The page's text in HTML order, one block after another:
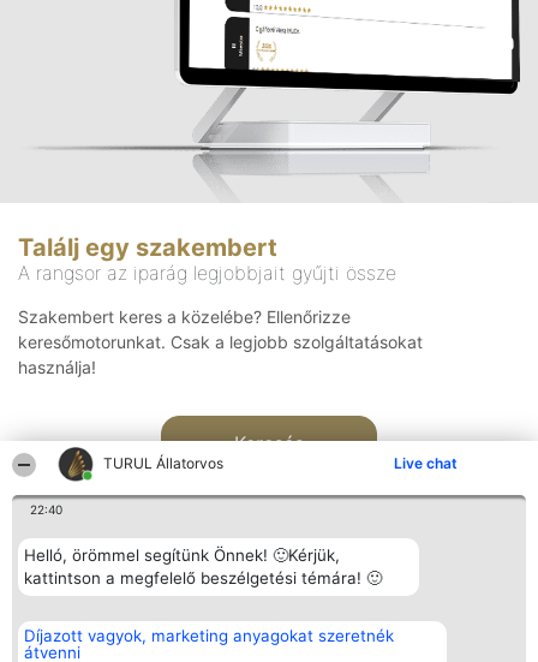
TURUL Állatorvos Live chat
22:40
Helló, örömmel segítünk Önnek! 🙂Kérjük,
kattintson a megfelelő beszélgetési témára! 🙂
Díjazott vagyok, marketing anyagokat szeretnék
átvenni
Találj egy szakembert
A rangsor az iparág legjobbjait gyűjti össze
Szakembert keres a közelébe? Ellenőrizze
keresőmotorunkat. Csak a legjobb szolgáltatásokat
használja!
Keresés
Rangsorszervező
SC Beautiful Company S.R.L.
Bulevardul Aleea Timișul De
Népszavazás
Nyertesek
Elérhetőség
Elérhetőség